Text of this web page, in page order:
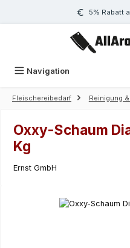
Zum Hauptinhalt springen5% Rabatt
Navigation
Fleischereibedarf Reinigung
Oxxy-Schaum
Kg
Ernst GmbH
Bildergalerie überspringen